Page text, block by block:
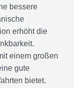
bessere
erhöht die
einem großen
gute
bietet.